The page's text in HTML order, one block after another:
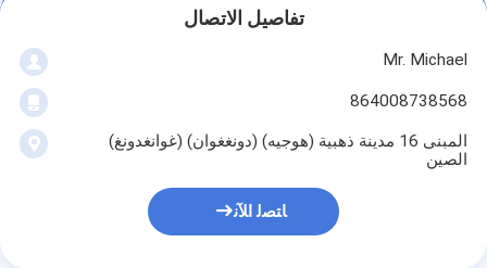
تفاصيل الاتصال
Mr. Michael
864008738568
المبنى 16 مدينة ذهبية (هوجيه) (دونغغوان) (غوانغدونغ)
الصين
ﺎﺘﺼﻟ ﺍﻶﻧ